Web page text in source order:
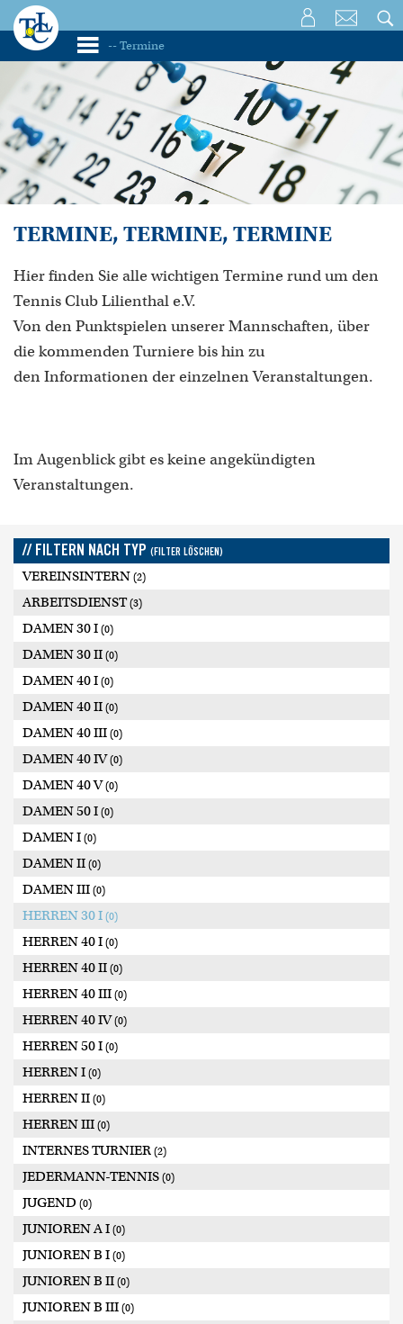
TERMINE, TERMINE, TERMINE
Hier finden Sie alle wichtigen Termine rund um den
Tennis Club Lilienthal e.V.
Von den Punktspielen unserer Mannschaften, über
die kommenden Turniere bis hin zu
den Informationen der einzelnen Veranstaltungen.
Im Augenblick gibt es keine angekündigten
Veranstaltungen.
// FILTERN NACH TYP (FILTER LÖSCHEN)
VEREINSINTERN (2)
ARBEITSDIENST(3)
DAMEN 30 I (0)
DAMEN 30 II (0)
DAMEN 40 I (0)
DAMEN 40 II (0)
DAMEN 40 III (0)
DAMEN 40 IV(0)
DAMEN 40 V(0)
DAMEN 50 I (0)
DAMEN I (0)
DAMEN II (0)
DAMEN III (0)
HERREN 30 I (0)
HERREN 40 I (0)
HERREN 40 II (0)
HERREN 40 III (0)
HERREN 40 IV(0)
HERREN 50 I (0)
HERREN I (0)
HERREN II (0)
HERREN III (0)
INTERNES TURNIER (2)
JEDERMANN-TENNIS (0)
JUGEND (0)
JUNIOREN A I (0)
JUNIOREN B I (0)
JUNIOREN B II (0)
JUNIOREN B III (0)